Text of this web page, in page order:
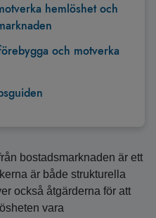
hemlöshet och
och motverka
bostadsmarknaden är ett
är både strukturella
också åtgärderna för att
vara